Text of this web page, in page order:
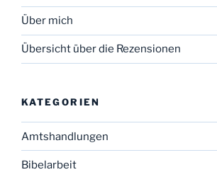
Über mich
Übersicht über die Rezensionen
KATEGORIEN
Amtshandlungen
Bibelarbeit